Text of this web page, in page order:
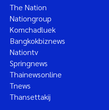
The Nation
Nationgroup
Komchadluek
Bangkokbiznews
Nationtv
Springnews
Thainewsonline
Tnews
Thansettakij